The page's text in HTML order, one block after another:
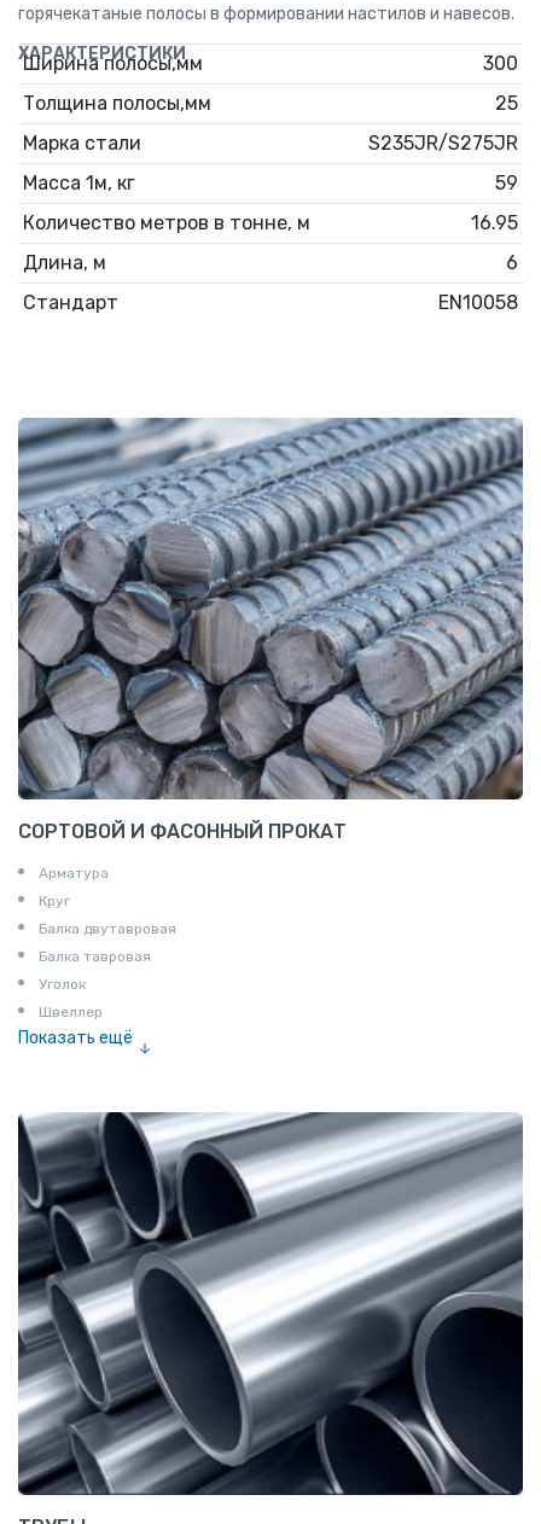
горячекатаные полосы в формировании настилов и навесов.
ХАРАКТЕРИСТИКИ
Ширина полосы,мм
300
Толщина полосы,мм
25
Марка стали
S235JR/S275JR
Масса 1м, кг
59
Количество метров в тонне, м
16.95
Длина, м
6
Стандарт
EN10058
СОРТОВОЙ И ФАСОННЫЙ ПРОКАТ
Арматура
Круг
Балка двутавровая
Балка тавровая
Уголок
Швеллер
Показать ещё
Катанка
Шестигранник
Полособульб
Полукруг
Шпунт Ларсена